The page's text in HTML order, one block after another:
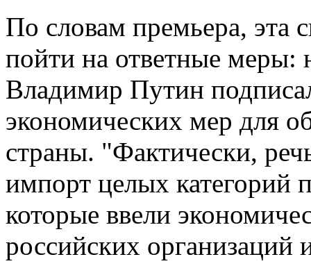
По словам премьера, эта
пойти на ответные меры:
Владимир Путин
экономических мер для
страны. "Фактически,
импорт целых категорий
которые ввели
российских организаций